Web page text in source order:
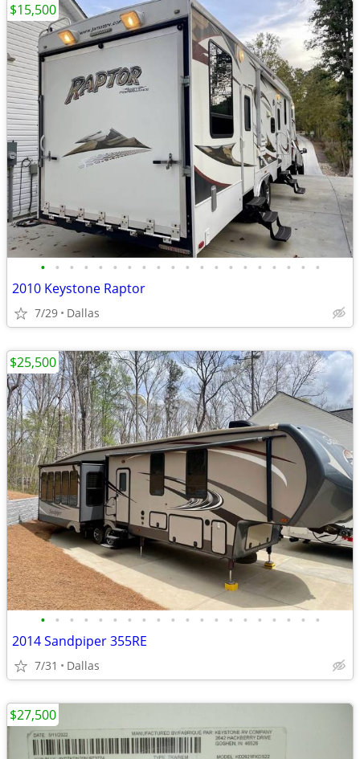
• • • • • • • • • • • • • • • • • • • •
2010 Keystone Raptor
7/29 Dallas
$15,500
• • • • • • • • • • • • • • • • • • • •
2014 Sandpiper 355RE
7/31 Dallas
$25,500
$27,500